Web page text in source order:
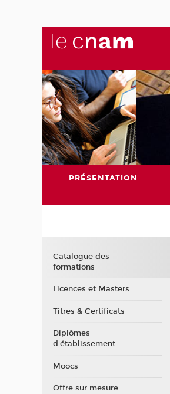
PRÉSENTATION
Catalogue des
formations
Licences et Masters
Titres & Certificats
Diplômes
d'établissement
Moocs
Offre sur mesure